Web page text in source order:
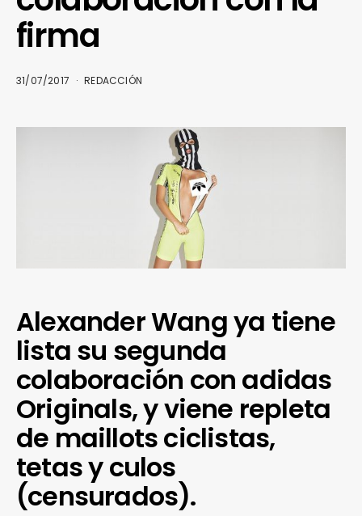
firma
31/07/2017 REDACCIÓN
Alexander Wang ya tiene
lista su segunda
colaboración con adidas
Originals, y viene repleta
de maillots ciclistas,
tetas y culos
(censurados).